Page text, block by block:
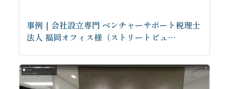
事例｜会社設立専門 ベンチャーサポート税理士
法人 福岡オフィス様（ストリートビュ…